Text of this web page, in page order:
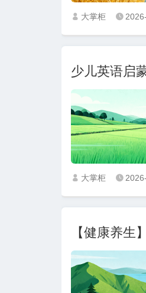
 大掌柜 
少儿英语启
 大掌柜 
【健康养生